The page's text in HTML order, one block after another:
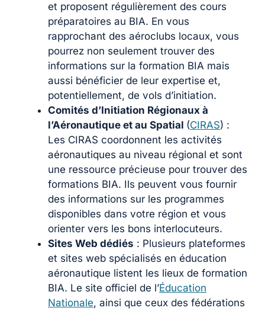
et proposent régulièrement des cours
préparatoires au BIA. En vous
rapprochant des aéroclubs locaux, vous
pourrez non seulement trouver des
informations sur la formation BIA mais
aussi bénéficier de leur expertise et,
potentiellement, de vols d’initiation.
Comités d’Initiation Régionaux à
l’Aéronautique et au Spatial (CIRAS) :
Les CIRAS coordonnent les activités
aéronautiques au niveau régional et sont
une ressource précieuse pour trouver des
formations BIA. Ils peuvent vous fournir
des informations sur les programmes
disponibles dans votre région et vous
orienter vers les bons interlocuteurs.
Sites Web dédiés : Plusieurs plateformes
et sites web spécialisés en éducation
aéronautique listent les lieux de formation
BIA. Le site officiel de l’Éducation
Nationale, ainsi que ceux des fédérations